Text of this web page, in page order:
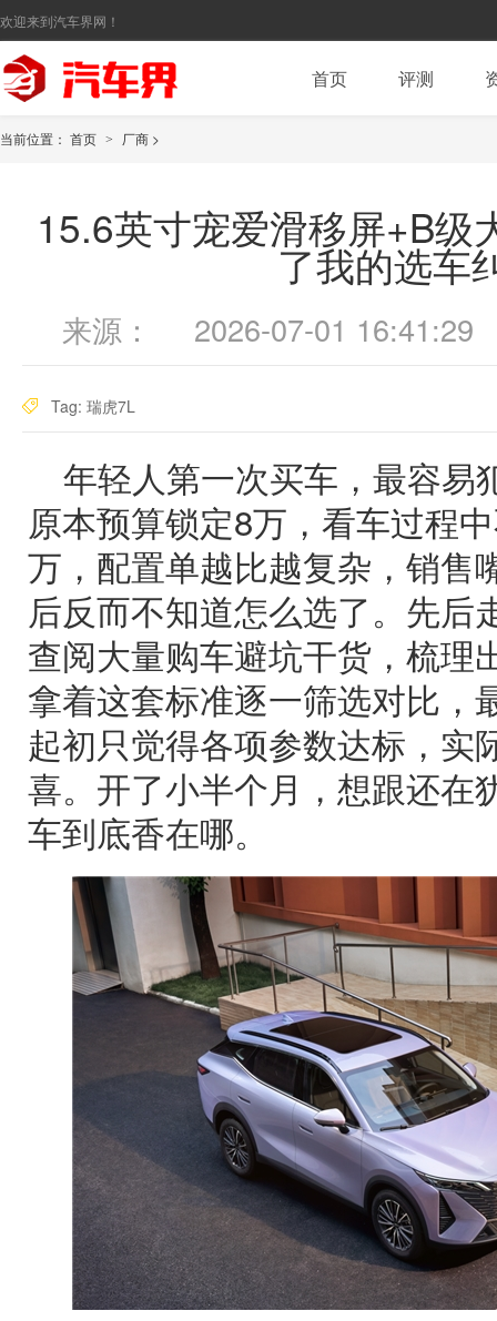
欢迎来到汽车界网！
首页 评测
当前位置： 首页 > 厂商 >
15.6英寸宠爱滑移屏+B级
了我的选车
来源： 2026-07-01 16:41:29
Tag: 瑞虎7L
年轻人第一次买车，最容易
原本预算锁定8万，看车过程
万，配置单越比越复杂，销售
后反而不知道怎么选了。先后
查阅大量购车避坑干货，梳理
拿着这套标准逐一筛选对比，
起初只觉得各项参数达标，实
喜。开了小半个月，想跟还在
车到底香在哪。